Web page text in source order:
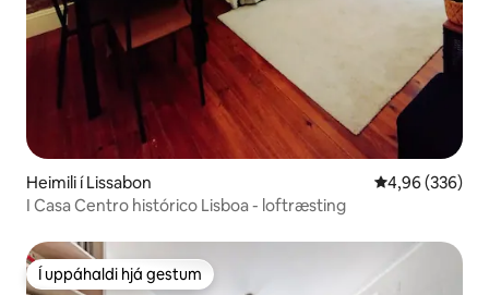
Heimili í Lissabon 4,96 af 5 í
4,96 (336)
I Casa Centro histórico Lisboa - loftræsting
Í uppáhaldi hjá gestum
Í uppáhaldi hjá gestum